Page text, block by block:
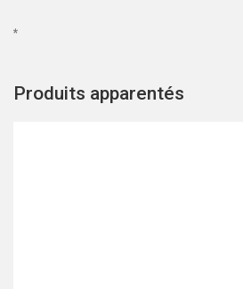
*
Produits apparentés